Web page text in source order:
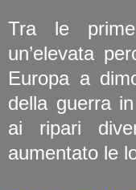
Tra le
un’elevata
Europa a
della guerra
ai ripari
aumentato le